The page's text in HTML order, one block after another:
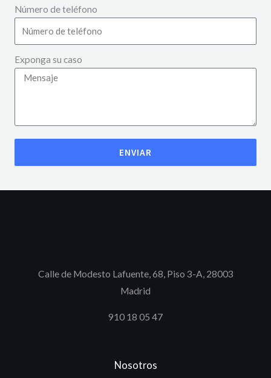
Número de teléfono
Exponga su caso
ENVIAR
Calle de Modesto Lafuente, 68, Piso 3-A, 28003
Madrid
910 18 05 47
Nosotros